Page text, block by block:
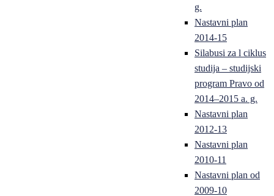
g.
Nastavni plan
2014-15
Silabusi za l ciklus
studija – studijski
program Pravo od
2014–2015 a. g.
Nastavni plan
2012-13
Nastavni plan
2010-11
Nastavni plan od
2009-10